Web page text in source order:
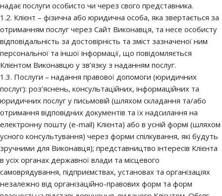
надає послуги особисто чи через свого представника.
1.2. Клієнт – фізична або юридична особа, яка звертається за
отриманням послуг через Сайт Виконавця, та несе особисту
відповідальність за достовірність та зміст зазначеної ним
персональної та іншої інформації, що повідомляється
Клієнтом Виконавцю у зв’язку з наданням послуг.
1.3. Послуги – надання правової допомоги (юридичних
послуг): роз’яснень, консультаційних, інформаційних та
юридичних послуг у письмовій (шляхом складання та/або
отримання відповідних документів та їх надсилання на
електронну пошту (e-mail) Клієнта) або в усній формі (шляхом
усного консультування) через форми спілкування, які будуть
зручними для Виконавця); представництво інтересів Клієнта
в усіх органах державної влади та місцевого
самоврядування, підприємствах, установах та організаціях
незалежно від організаційно-правових форм та форм